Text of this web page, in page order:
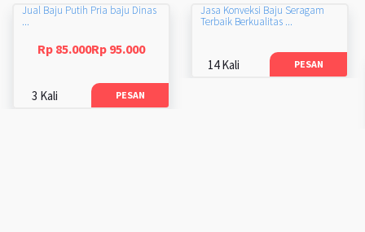
Jual Baju Putih Pria baju Dinas
...
Rp 85.000Rp 95.000
3 Kali PESAN
Jasa Konveksi Baju Seragam
Terbaik Berkualitas ...
14 Kali PESAN